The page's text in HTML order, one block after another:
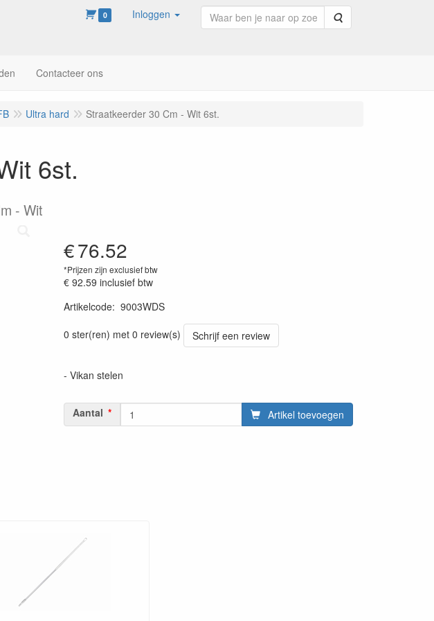
0 Inloggen Zoeken
Contacteer ons
Ultra hard Straatkeerder 30 Cm - Wit 6st.
6st.
- Wit
€76.52
*Prijzen zijn exclusief btw
€ 92.59 inclusief btw
Artikelcode: 9003WDS
0 ster(ren) met 0 review(s)
Schrijf een review
- Vikan stelen
Aantal Artikel toevoegen